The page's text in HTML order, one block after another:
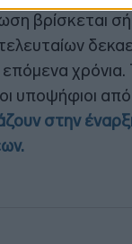
βρίσκεται
υποψήφιοι
στην